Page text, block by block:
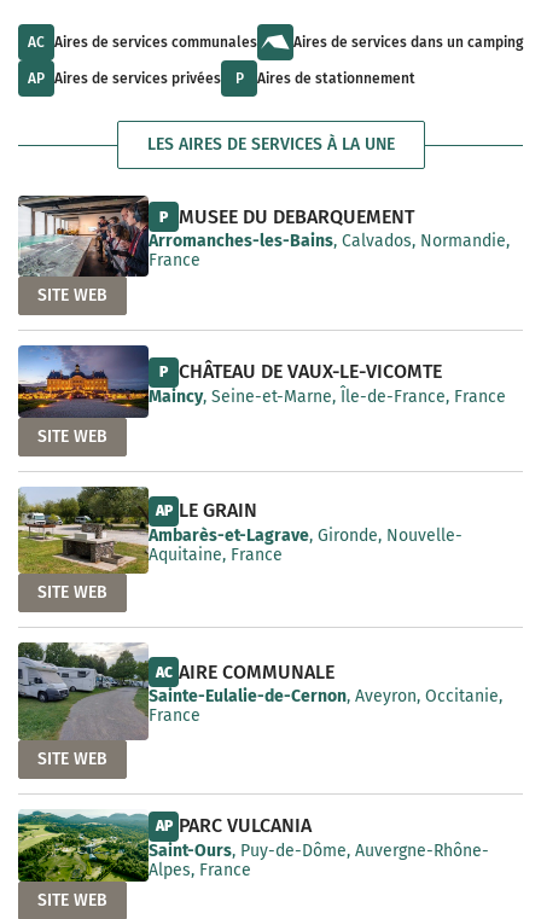
i
l
b
l
t
s
v
a
a
e
l
t
a
v
l
l
e
AC Aires de services communales Aires de services dans un camping
AP Aires de services privées P Aires de stationnement
LES AIRES DE SERVICES À LA UNE
P MUSEE DU DEBARQUEMENT
Arromanches-les-Bains, Calvados, Normandie,
France
SITE WEB
P CHÂTEAU DE VAUX-LE-VICOMTE
Maincy, Seine-et-Marne, Île-de-France, France
SITE WEB
AP LE GRAIN
Ambarès-et-Lagrave, Gironde, Nouvelle-
Aquitaine, France
SITE WEB
AC AIRE COMMUNALE
Sainte-Eulalie-de-Cernon, Aveyron, Occitanie,
France
SITE WEB
AP PARC VULCANIA
Saint-Ours, Puy-de-Dôme, Auvergne-Rhône-
Alpes, France
SITE WEB